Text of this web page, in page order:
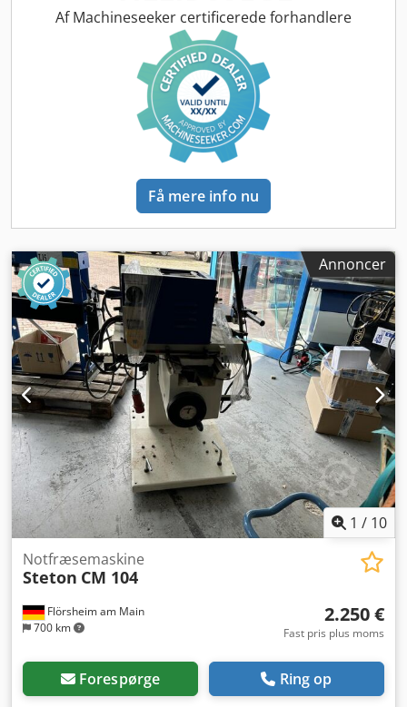
salg. Maskinen er fuldt funktionel. 6 m lang, 3 akser.
Producent: Elumatec Model: DG 104 Årgang: 12/1993
Maskintype: Dobbeltsav Diameter på savklinge: 420 mm
Afstand mellem save, maks. 90°: 4.500 mm Afstand mellem
save, min. 90°: 335 mm Afstand mellem save, min. 45°: 335
mm Savklinger kan vinkles op til 45° Hovedmotor: 4 kW
Savaggregater kan drejes Savklinger kan vinkles
Sprøjteanordning Pneumatisk spændeanordning Digitalt
display Positionsstyring Crsdpezmrk Sjfx Ak Tsf Udførelse
med nedadgående skæring Styring: ELUMATEC E 255
Overensstemmelsesmærkning: CE-mærke Pladsbehov,
længde: 6 m Pladsbehov, bredde: 1,95 m Pladsbehov,
information, er du velkommen til at sende os en besked
eller ringe til os. Med forbehold for fejl, alle oplysninger
uden garanti.
Af Machineseeker certificerede forhandlere
Få mere info nu
Annoncer
1 / 10
Flörsheim am Main
700 km
Notfræsemaskine
Steton CM 104
2.250 €
Fast pris plus moms
Forespørge Ring op